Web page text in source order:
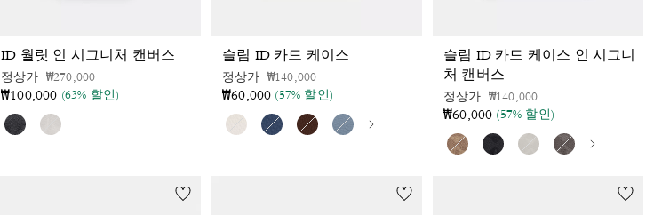
ID 월릿 인 시그니처 캔버스
정상가 가격 인하 전
₩270,000인하됨
₩100,000 (63% 할인)
슬림 ID 카드 케이스
정상가 가격 인하 전
₩140,000인하됨
₩60,000 (57% 할인)
슬림 ID 카드 케이스 인 시그니
처 캔버스
정상가 가격 인하 전
₩140,000인하됨
₩60,000 (57% 할인)